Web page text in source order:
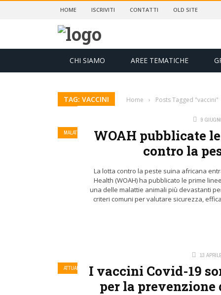
HOME ISCRIVITI CONTATTI OLD SITE
CHI SIAMO AREE TEMATICHE
TAG: VACCINI Home › Posts Tagged "vaccini"
MALATTIE INFETTIVE E ZOONOSI
9
WOAH pubblicate
contro la
La lotta contro la peste suina africana
Health (WOAH) ha pubblicato le prime
una delle malattie animali più devastanti
criteri comuni per valutare sicurezza,
ATTUALITÀ SIMEVEP FARMACO FARMACO E
13
I vaccini Covid-19
per la